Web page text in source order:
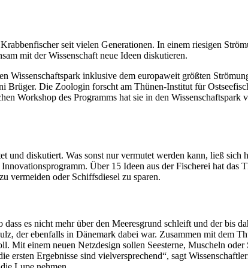
seit vielen Generationen. In einem riesigen
mit der Wissenschaft neue Ideen diskutieren.
inklusive dem europaweit größten
Brüger. Die Zoologin forscht am Thünen-Institut für
Workshop des Programms hat sie in den Wissenschaftspark
und diskutiert. Was sonst nur vermutet werden kann, ließ sich
Über 15 Ideen aus der Fischerei hat das
vermeiden oder Schiffsdiesel zu sparen.
es nicht mehr über den Meeresgrund schleift und der bis
der ebenfalls in Dänemark dabei war. Zusammen mit dem
Mit einem neuen Netzdesign sollen Seesterne, Muscheln oder
ersten Ergebnisse sind vielversprechend“, sagt